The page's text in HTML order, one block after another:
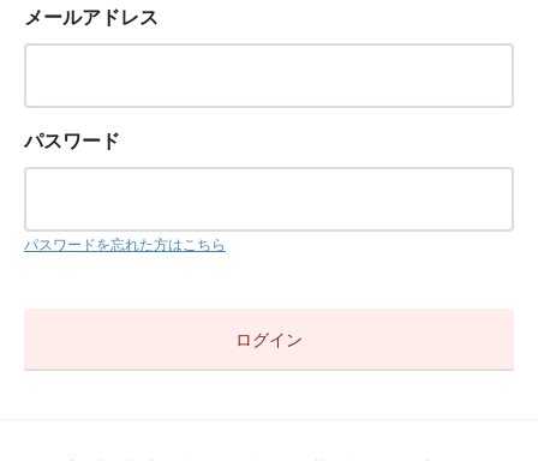
メールアドレス
パスワード
パスワードを忘れた方はこちら